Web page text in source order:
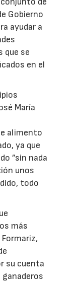
Gobierno
ayudar a
que se
en el
María
alimento
ya que
”sin nada
unos
todo
más
su cuenta